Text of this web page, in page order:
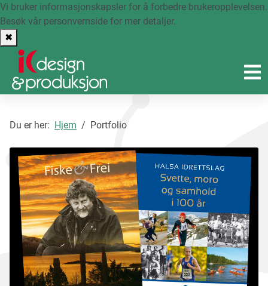
Vi bruker informasjonskapsler for å forbedre brukeropplevelsen.
Besøk vår personvernside for mer detaljer.
✖
Du er her: Hjem Portfolio